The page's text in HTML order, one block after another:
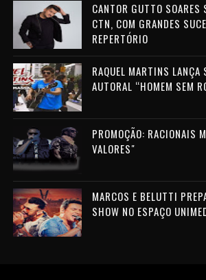
CANTOR GUTTO SOARES
CTN, COM GRANDES
REPERTÓRIO
RAQUEL MARTINS LANÇA
AUTORAL “HOMEM SEM
PROMOÇÃO: RACIONAIS
VALORES"
MARCOS E BELUTTI
SHOW NO ESPAÇO